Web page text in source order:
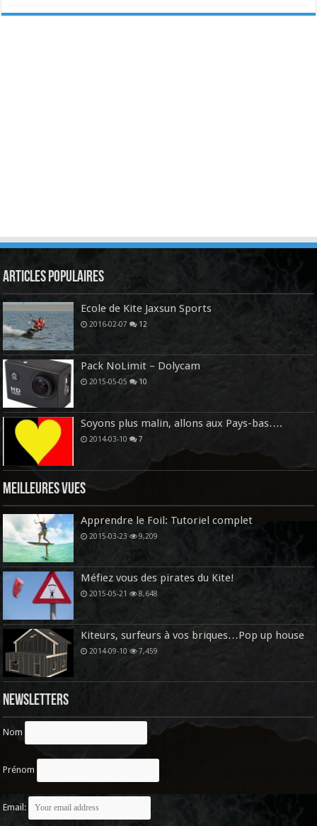
Articles Populaires
Ecole de Kite Jaxsun Sports
2016-02-07 12
Pack NoLimit – Dolycam
2015-05-05 10
Soyons plus malin, allons aux Pays-bas….
2014-03-10 7
Meilleures vues
Apprendre le Foil: Tutoriel complet
2015-03-23 9,209
Méfiez vous des pirates du Kite!
2015-05-21 8,648
Kiteurs, surfeurs à vos briques…Pop up house
2014-09-10 7,459
Newsletters
Nom
Prénom
Email: